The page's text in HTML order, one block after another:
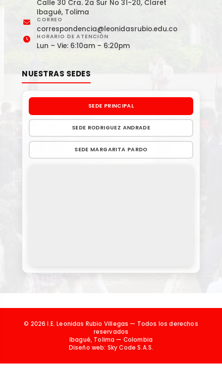
Calle 30 Cra. 2a Sur No 31-20, Claret
Ibagué, Tolima
CORREO
correspondencia@leonidasrubio.edu.co
HORARIO DE ATENCIÓN
Lun – Vie: 6:10am – 6:20pm
NUESTRAS SEDES
SEDE PRINCIPAL
SEDE RODRIGUEZ ANDRADE
SEDE MARGARITA PARDO
© 2026 I.E. Leonidas Rubio Villegas — Todos los derechos
reservados
Ibagué, Tolima — Colombia
Diseño web: Sky Code S.A.S.